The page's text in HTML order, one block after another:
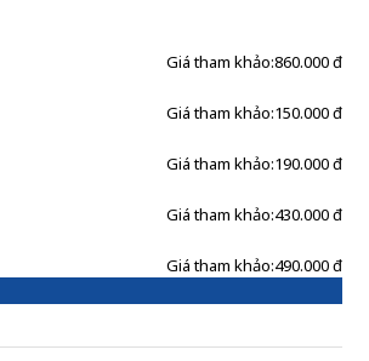
Giá tham khảo:860.000 đ
Giá tham khảo:150.000 đ
Giá tham khảo:190.000 đ
Giá tham khảo:430.000 đ
Giá tham khảo:490.000 đ